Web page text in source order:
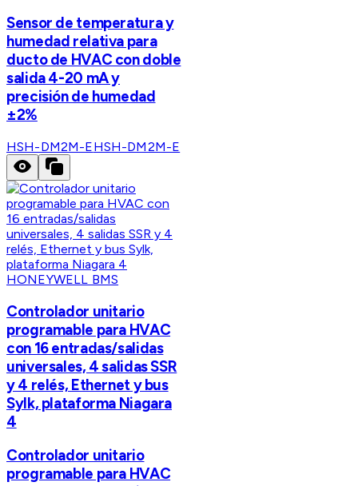
Sensor de temperatura y
humedad relativa para
ducto de HVAC con doble
salida 4-20 mA y
precisión de humedad
±2%
HSH-DM2M-EHSH-DM2M-E
HONEYWELL BMS
Controlador unitario
programable para HVAC
con 16 entradas/salidas
universales, 4 salidas SSR
y 4 relés, Ethernet y bus
Sylk, plataforma Niagara
4
Controlador unitario
programable para HVAC